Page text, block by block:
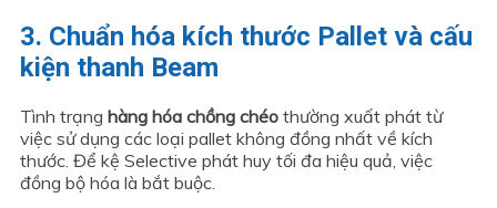
3. Chuẩn hóa kích thước Pallet và cấu
kiện thanh Beam
Tình trạng hàng hóa chồng chéo thường xuất phát từ
việc sử dụng các loại pallet không đồng nhất về kích
thước. Để kệ Selective phát huy tối đa hiệu quả, việc
đồng bộ hóa là bắt buộc.